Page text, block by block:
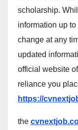
scholarship.
information up
change at any
updated
official website
reliance you
https://
the